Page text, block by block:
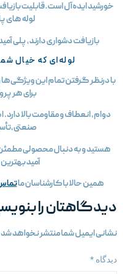
خورشید ایده‌آل است.قابلیت
لوله‌ های
بازیافت دشواری دارند، پلی
لوله‌ای که خیال
با درنظر گرفتن تمام این ویژگی‌ها
برای هر
دوام، انعطاف و مقاومت بالا دارد.
هستید و به دنبال محصولی
آمید
همین حالا با کارشناسان ماتماس
را
ایمیل شما منتشر نخواهد شد.
*